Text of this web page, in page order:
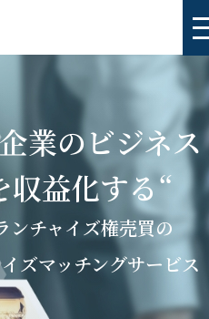
業のビジネス
収益化する“
ンチャイズ権売買の
ズマッチングサービス